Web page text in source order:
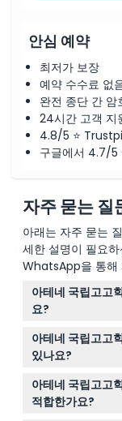
안심 예약
최저가 보장
예약 수수료 없
완전 종단 간 암
24시간 고객 지
4.8/5 ⭐
구글에서 4.7/5
자주 묻는 질
아래는 자주 묻는
세한 설명이 필요
WhatsApp을 통해
아테네 국립고고
요?
박물관 운영 시
31일까지는 수요
13:00–20:00; 4월
20:00, 화요일부
가능하므로 예약
아테네 국립고고
있나요?
네, 이 웹사이트
있어 원하는 날
아테네 국립고고
적합한가요?